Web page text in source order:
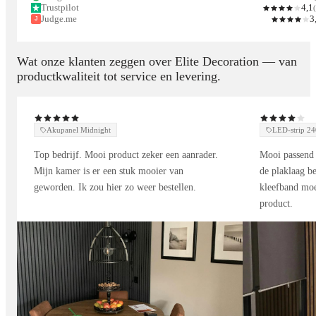
✓ Geschikt voor wand- en plafondmontage
✓ Eenvoudig op maat te snijden
✓ Onderhoudsvriendelijk
Geluidsgolven blijven in ruimtes met harde oppervlakken vaak
akoestiek. Onze PET-vilt panelen absorberen en verspreiden
geluidsgolven waardoor echo’s en storende geluiden
verminderen.
Voordelen:
• Meer rust en comfort
• Minder galm
• Verbeterde spraakverstaanbaarheid
• Aangenamere woon- en werkomgeving
Trustpilot
4,1(
J Judge.me
Wat onze klanten zeggen over Elite Decoration — van
productkwaliteit tot service en levering.
Akupanel Midnight
Top bedrijf. Mooi product zeker een aanrader.
Mijn kamer is er een stuk mooier van
geworden. Ik zou hier zo weer bestellen.
LED-strip
Mooi
de plaklaag
kleefband
product.